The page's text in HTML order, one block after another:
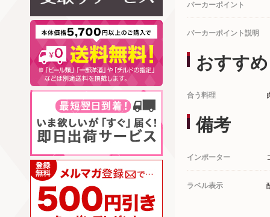
パーカーポイント
パーカーポイント説明
おすすめ
合う料理
備考
インポーター
ラベル表示